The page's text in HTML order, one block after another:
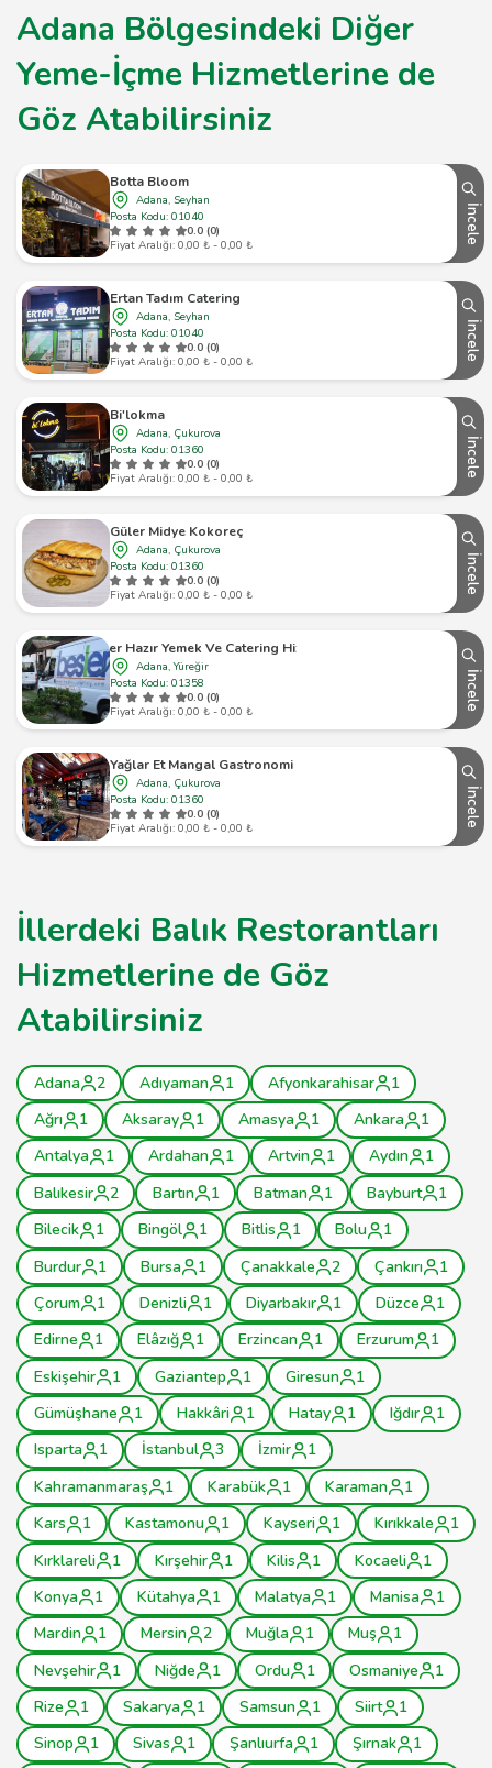
Adana Bölgesindeki Diğer
Yeme-İçme Hizmetlerine de
Göz Atabilirsiniz
Botta Bloom
Adana, Seyhan
Posta Kodu: 01040
0.0 (0)
Fiyat Aralığı: 0,00 ₺ - 0,00 ₺
İncele
Ertan Tadım Catering
Adana, Seyhan
Posta Kodu: 01040
0.0 (0)
Fiyat Aralığı: 0,00 ₺ - 0,00 ₺
İncele
Bi'lokma
Adana, Çukurova
Posta Kodu: 01360
0.0 (0)
Fiyat Aralığı: 0,00 ₺ - 0,00 ₺
İncele
Güler Midye Kokoreç
Adana, Çukurova
Posta Kodu: 01360
0.0 (0)
Fiyat Aralığı: 0,00 ₺ - 0,00 ₺
İncele
Besler Hazır Yemek Ve Catering Hizmetleri
Adana, Yüreğir
Posta Kodu: 01358
0.0 (0)
Fiyat Aralığı: 0,00 ₺ - 0,00 ₺
İncele
Yağlar Et Mangal Gastronomi
Adana, Çukurova
Posta Kodu: 01360
0.0 (0)
Fiyat Aralığı: 0,00 ₺ - 0,00 ₺
İncele
İllerdeki Balık Restorantları
Hizmetlerine de Göz
Atabilirsiniz
Adana 2 Adıyaman 1 Afyonkarahisar
1
Ağrı
1 Aksaray 1 Amasya 1 Ankara
1
Antalya
1 Ardahan 1 Artvin 1 Aydın
1
Balıkesir
2 Bartın 1 Batman 1 Bayburt
1
Bilecik
1 Bingöl 1 Bitlis 1 Bolu
1
Burdur
1 Bursa 1 Çanakkale 2 Çankırı
1
Çorum
1 Denizli 1 Diyarbakır 1 Düzce
1
Edirne
1 Elâzığ 1 Erzincan 1 Erzurum
1
Eskişehir
1 Gaziantep 1 Giresun
1
Gümüşhane
1 Hakkâri 1 Hatay 1 Iğdır
1
Isparta
1 İstanbul 3 İzmir
1
Kahramanmaraş
1 Karabük 1 Karaman
1
Kars
1 Kastamonu 1 Kayseri 1 Kırıkkale
1
Kırklareli
1 Kırşehir 1 Kilis 1 Kocaeli
1
Konya
1 Kütahya 1 Malatya 1 Manisa
1
Mardin
1 Mersin 2 Muğla 1 Muş
1
Nevşehir
1 Niğde 1 Ordu 1 Osmaniye
1
Rize
1 Sakarya 1 Samsun 1 Siirt
1
Sinop
1 Sivas 1 Şanlıurfa 1 Şırnak
1